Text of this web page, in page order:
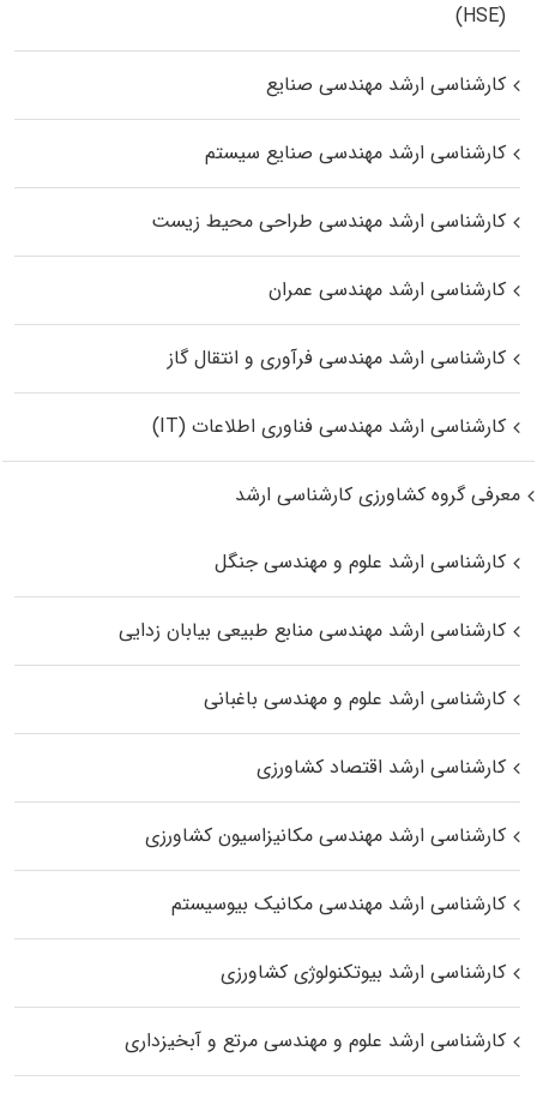
(HSE)
کارشناسی ارشد مهندسی صنایع
کارشناسی ارشد مهندسی صنایع سیستم
کارشناسی ارشد مهندسی طراحی محیط زیست
کارشناسی ارشد مهندسی عمران
کارشناسی ارشد مهندسی فرآوری و انتقال گاز
کارشناسی ارشد مهندسی فناوری اطلاعات (IT)
معرفی گروه کشاورزی کارشناسی ارشد
کارشناسی ارشد علوم و مهندسی جنگل
کارشناسی ارشد مهندسی منابع طبیعی بیابان زدایی
کارشناسی ارشد علوم و مهندسی باغبانی
کارشناسی ارشد اقتصاد کشاورزی
کارشناسی ارشد مهندسی مکانیزاسیون کشاورزی
کارشناسی ارشد مهندسی مکانیک بیوسیستم
کارشناسی ارشد بیوتکنولوژی کشاورزی
کارشناسی ارشد علوم و مهندسی مرتع و آبخیزداری